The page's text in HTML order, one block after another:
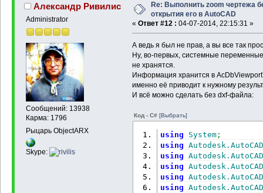
Александр Ривилис
Administrator
Сообщений: 13938
Карма: 1796
Рыцарь ObjectARX
Skype:
Re: Выполнить zoom чертежа
открытия его в AutoCAD
« Ответ #12 : 04-07-2014, 22:15:31 »
А ведь я был не прав, а вы все так
Ну, во-первых, системные
не хранятся.
Информация хранится в
именно её приводит к нужному
И всё можно сделать без dxf-файла:
Код - C# [Выбрать]
using System ;
using
using
using
using
using